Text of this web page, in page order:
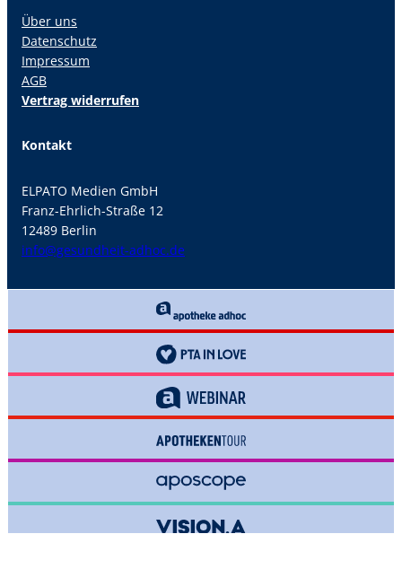
Über uns
Datenschutz
Impressum
AGB
Vertrag widerrufen
Kontakt
ELPATO Medien GmbH
Franz-Ehrlich-Straße 12
12489 Berlin
info@gesundheit-adhoc.de